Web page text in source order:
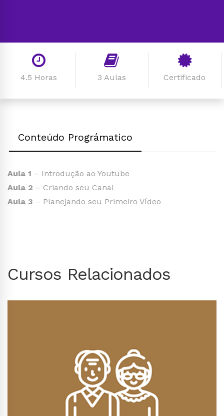
4.5 Horas 3 Aulas Certificado
Conteúdo Prográmatico
Aula 1 – Introdução ao Youtube
Aula 2 – Criando seu Canal
Aula 3 – Planejando seu Primeiro Vídeo
Cursos Relacionados